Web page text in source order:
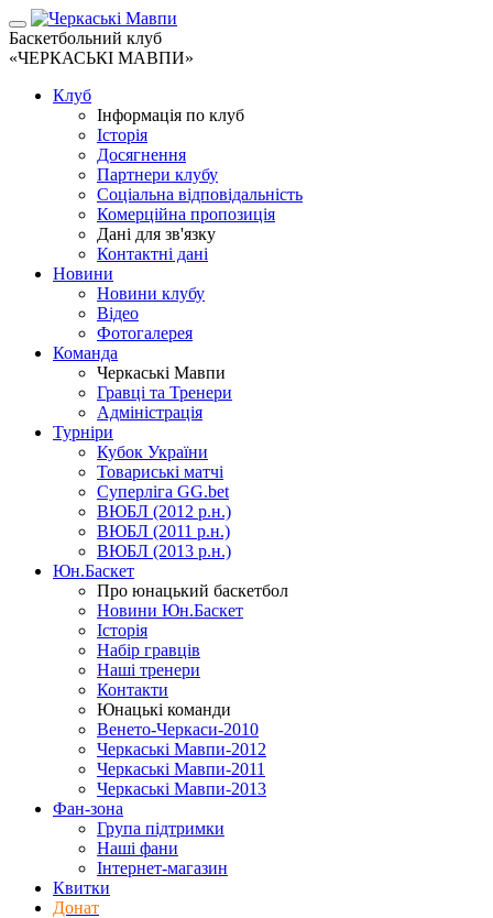
Баскетбольний клуб
«ЧЕРКАСЬКІ МАВПИ»
Клуб
Інформація по клуб
Історія
Досягнення
Партнери клубу
Соціальна відповідальність
Комерційна пропозиція
Дані для зв'язку
Контактні дані
Новини
Новини клубу
Відео
Фотогалерея
Команда
Черкаські Мавпи
Гравці та Тренери
Адміністрація
Турніри
Кубок України
Товариські матчі
Суперліга GG.bet
ВЮБЛ (2012 р.н.)
ВЮБЛ (2011 р.н.)
ВЮБЛ (2013 р.н.)
Юн.Баскет
Про юнацький баскетбол
Новини Юн.Баскет
Історія
Набір гравців
Наші тренери
Контакти
Юнацькі команди
Венето-Черкаси-2010
Черкаські Мавпи-2012
Черкаські Мавпи-2011
Черкаські Мавпи-2013
Фан-зона
Група підтримки
Наші фани
Інтернет-магазин
Квитки
Донат